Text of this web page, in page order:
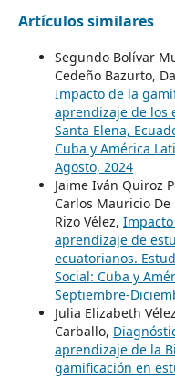
Artículos similares
Segundo Bolívar
Cedeño Bazurto,
Impacto de la
aprendizaje de los
Santa Elena,
Cuba y América
Agosto, 2024
Jaime Iván Quiroz
Carlos Mauricio De
Rizo Vélez,
aprendizaje de
ecuatorianos.
Social: Cuba y
Septiembre-
Julia Elizabeth
Carballo,
aprendizaje de la
gamificación en